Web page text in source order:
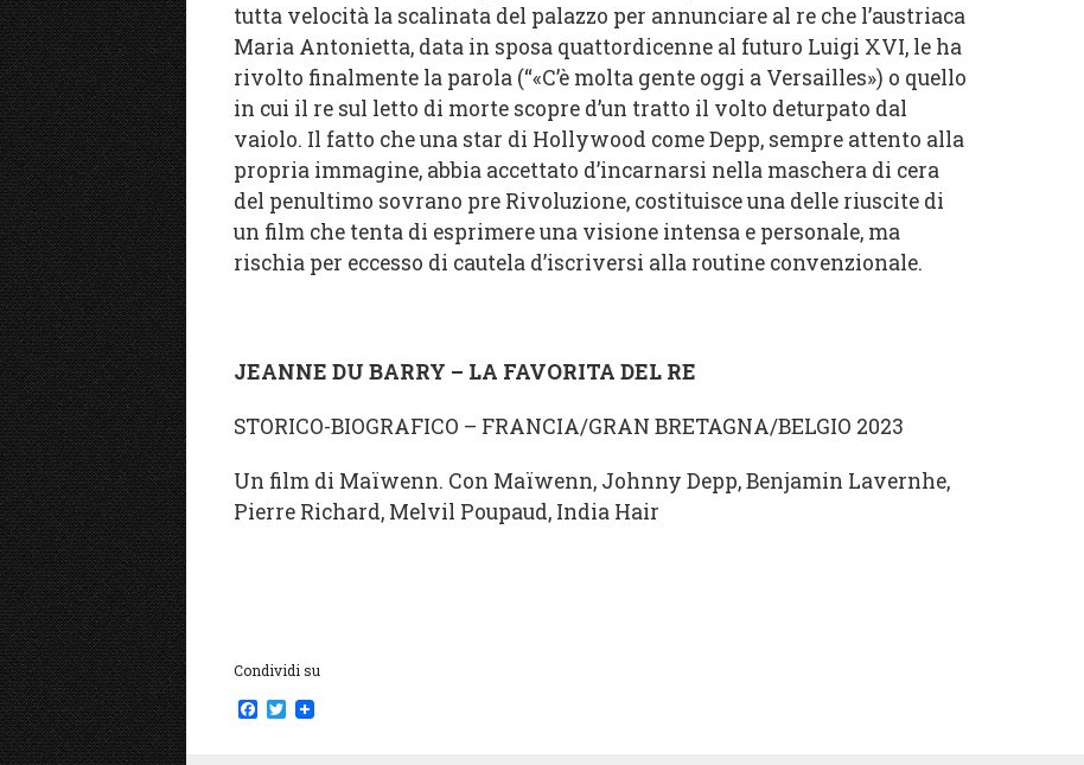
tutta velocità la scalinata del palazzo per annunciare al re che l’austriaca
Maria Antonietta, data in sposa quattordicenne al futuro Luigi XVI, le ha
rivolto finalmente la parola (“«C’è molta gente oggi a Versailles») o quello
in cui il re sul letto di morte scopre d’un tratto il volto deturpato dal
vaiolo. Il fatto che una star di Hollywood come Depp, sempre attento alla
propria immagine, abbia accettato d’incarnarsi nella maschera di cera
del penultimo sovrano pre Rivoluzione, costituisce una delle riuscite di
un film che tenta di esprimere una visione intensa e personale, ma
rischia per eccesso di cautela d’iscriversi alla routine convenzionale.
JEANNE DU BARRY – LA FAVORITA DEL RE
STORICO-BIOGRAFICO – FRANCIA/GRAN BRETAGNA/BELGIO 2023
Un film di Maïwenn. Con Maïwenn, Johnny Depp, Benjamin Lavernhe,
Pierre Richard, Melvil Poupaud, India Hair
Condividi su
F
a
T
w